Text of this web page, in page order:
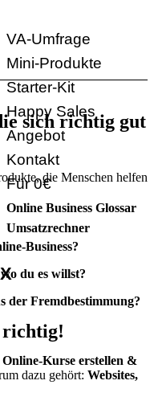
VA-Umfrage
Mini-Produkte
Starter-Kit
Happy Sales
Angebot
Kontakt
Für 0€
Online Business Glossar
Umsatzrechner
X
sich richtig gut
die Menschen helfen
Business?
du es willst?
der Fremdbestimmung?
richtig!
Online‑Kurse erstellen &
dazu gehört: Websites,